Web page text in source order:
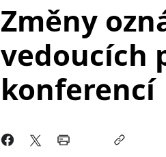
Změny
vedoucích
konferencí